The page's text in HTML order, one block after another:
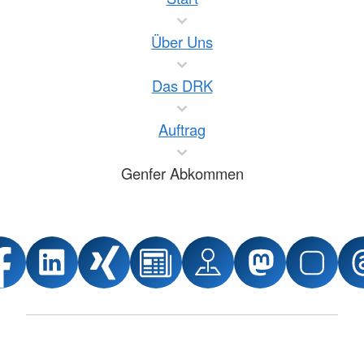
Über Uns
Das DRK
Auftrag
Genfer Abkommen